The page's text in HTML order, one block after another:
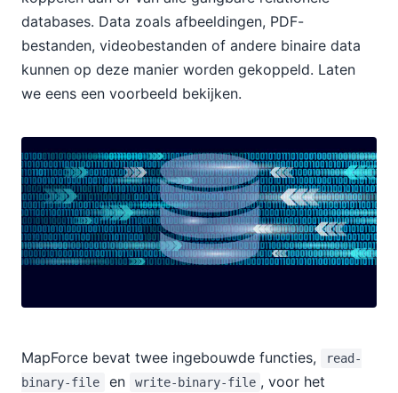
databases. Data zoals afbeeldingen, PDF-
bestanden, videobestanden of andere binaire data
kunnen op deze manier worden gekoppeld. Laten
we eens een voorbeeld bekijken.
MapForce bevat twee ingebouwde functies,
read-
binary-file
en write-binary-file , voor het